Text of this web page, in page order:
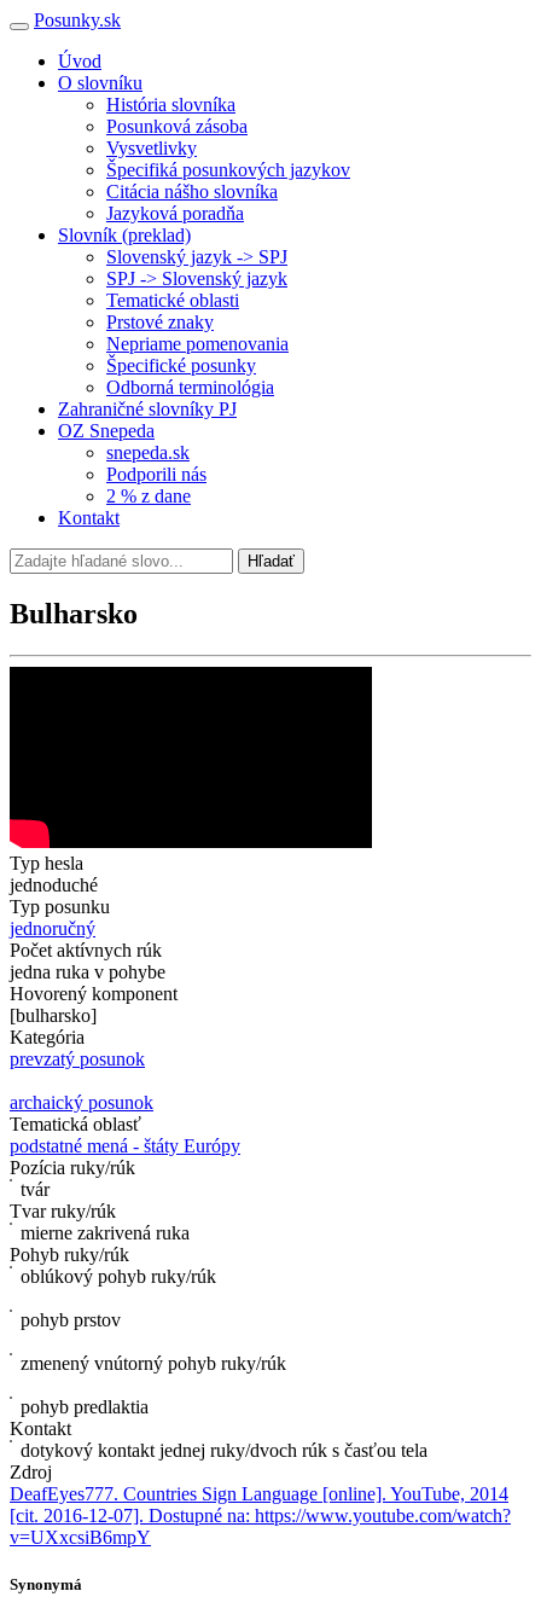
Posunky.sk
Úvod
O slovníku
História slovníka
Posunková zásoba
Vysvetlivky
Špecifiká posunkových jazykov
Citácia nášho slovníka
Jazyková poradňa
Slovník (preklad)
Slovenský jazyk -> SPJ
SPJ -> Slovenský jazyk
Tematické oblasti
Prstové znaky
Nepriame pomenovania
Špecifické posunky
Odborná terminológia
Zahraničné slovníky PJ
OZ Snepeda
snepeda.sk
Podporili nás
2 % z dane
Kontakt
Hľadať
Bulharsko
Typ hesla
jednoduché
Typ posunku
jednoručný
Počet aktívnych rúk
jedna ruka v pohybe
Hovorený komponent
[bulharsko]
Kategória
prevzatý posunok
archaický posunok
Tematická oblasť
podstatné mená - štáty Európy
Pozícia ruky/rúk
tvár
Tvar ruky/rúk
mierne zakrivená ruka
Pohyb ruky/rúk
oblúkový pohyb ruky/rúk
pohyb prstov
zmenený vnútorný pohyb ruky/rúk
pohyb predlaktia
Kontakt
dotykový kontakt jednej ruky/dvoch rúk s časťou tela
Zdroj
DeafEyes777. Countries Sign Language [online]. YouTube, 2014
[cit. 2016-12-07]. Dostupné na: https://www.youtube.com/watch?
v=UXxcsiB6mpY
Synonymá